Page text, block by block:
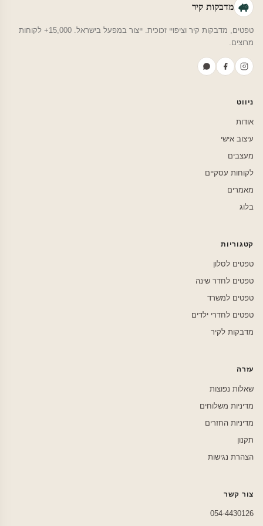
מדבקות קיר
טפטים, מדבקות קיר וציפויי זכוכית. ייצור במפעל בישראל. 15,000+ לקוחות
מרוצים.
ניווט
אודות
עיצוב אישי
מעצבים
לקוחות עסקיים
מאמרים
בלוג
קטגוריות
טפטים לסלון
טפטים לחדר שינה
טפטים למשרד
טפטים לחדרי ילדים
מדבקות לקיר
עזרה
שאלות נפוצות
מדיניות משלוחים
מדיניות החזרים
תקנון
הצהרת נגישות
צור קשר
054-4430126